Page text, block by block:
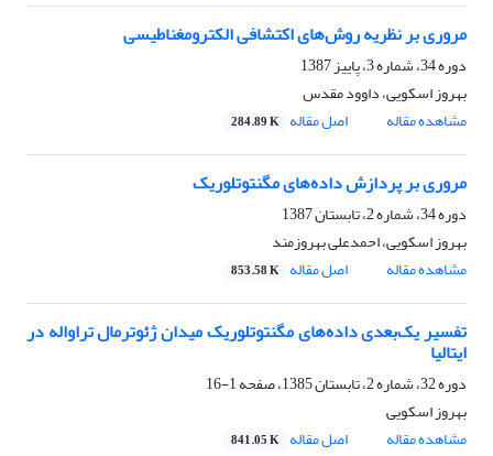
مروری بر نظریه روش‌های اکتشافی الکترومغناطیسی
دوره 34، شماره 3، پاییز 1387
بهروز اسکویی، داوود مقدس
مشاهده مقاله
اصل مقاله 284.89 K
مروری بر پردازش داده‌های مگنتوتلوریک
دوره 34، شماره 2، تابستان 1387
بهروز اسکویی، احمدعلی بهروزمند
مشاهده مقاله
اصل مقاله 853.58 K
تفسیر یک‌بعدی داده‌های مگنتوتلوریک میدان ژئوترمال تراواله در
ایتالیا
دوره 32، شماره 2، تابستان 1385، صفحه
1-16
بهروز اسکویی
مشاهده مقاله
اصل مقاله 841.05 K